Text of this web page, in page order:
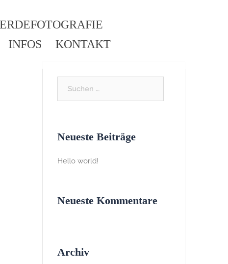
INFOS KONTAKT
Neueste Beiträge
Hello world!
Neueste Kommentare
Archiv